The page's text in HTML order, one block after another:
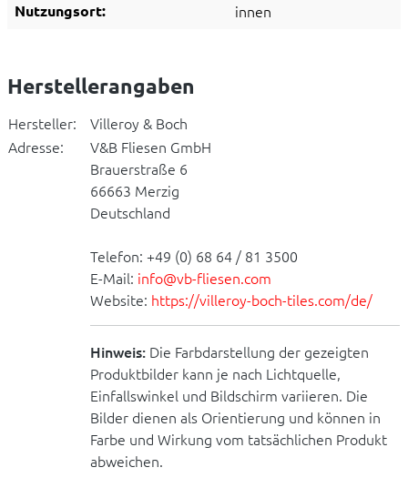
Nutzungsort: innen
Herstellerangaben
Hersteller:
Villeroy & Boch
Adresse:
V&B Fliesen GmbH
Brauerstraße 6
66663 Merzig
Deutschland
Telefon: +49 (0) 68 64 / 81 3500
E-Mail: info@vb-fliesen.com
Website: https://villeroy-boch-tiles.com/de/
Hinweis: Die Farbdarstellung der gezeigten
Produktbilder kann je nach Lichtquelle,
Einfallswinkel und Bildschirm variieren. Die
Bilder dienen als Orientierung und können in
Farbe und Wirkung vom tatsächlichen Produkt
abweichen.